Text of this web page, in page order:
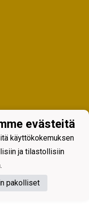
evästeitä
käyttökokemuksen
ja tilastollisiin
pakolliset